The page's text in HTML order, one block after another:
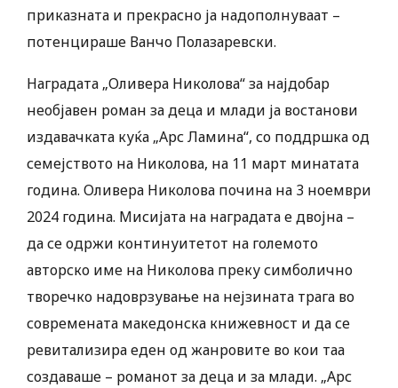
приказната и прекрасно ја надополнуваат –
потенцираше Ванчо Полазаревски.
Наградата „Оливера Николова“ за најдобар
необјавен роман за деца и млади ја востанови
издавачката куќа „Арс Ламина“, со поддршка од
семејството на Николова, на 11 март минатата
година. Оливера Николова почина на 3 ноември
2024 година. Мисијата на наградата е двојна –
да се одржи континуитетот на големото
авторско име на Николова преку симболично
творечко надоврзување на нејзината трага во
современата македонска книжевност и да се
ревитализира еден од жанровите во кои таа
создаваше – романот за деца и за млади. „Арс